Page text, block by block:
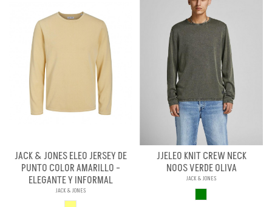
JACK & JONES ELEO JERSEY DE
PUNTO COLOR AMARILLO -
ELEGANTE Y INFORMAL
JACK & JONES
JJELEO KNIT CREW NECK
NOOS VERDE OLIVA
JACK & JONES